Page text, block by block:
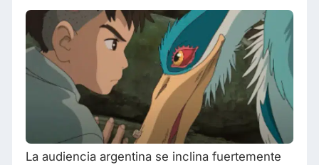
La audiencia argentina se inclina fuertemente